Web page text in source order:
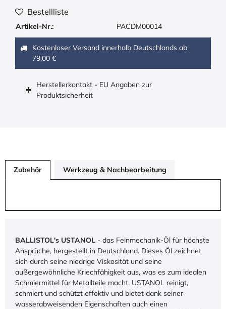
Bestellliste
Artikel-Nr.: PACDM00014
Kostenloser Versand innerhalb Deutschlands ab
79,00 €
Herstellerkontakt - EU Angaben zur
Produktsicherheit
Zubehör Werkzeug & Nachbearbeitung
BALLISTOL's USTANOL - das Feinmechanik-Öl für höchste
Ansprüche, hergestellt in Deutschland. Dieses Öl zeichnet
sich durch seine niedrige Viskosität und seine
außergewöhnliche Kriechfähigkeit aus, was es zum idealen
Schmiermittel für Metallteile macht. USTANOL reinigt,
schmiert und schützt effektiv und bietet dank seiner
wasserabweisenden Eigenschaften auch einen